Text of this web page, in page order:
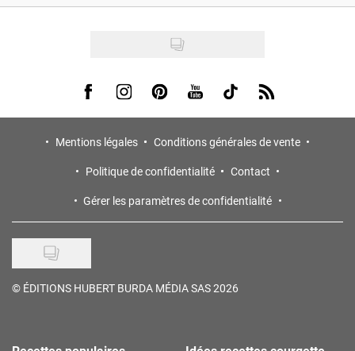
Visit us on Facebook
Visit us on Instagram
Visit us on Pinterest
Visit us on Youtube
Visit us on Tiktok
Visit us on Rss
Mentions légales
Conditions générales de vente
Politique de confidentialité
Contact
Gérer les paramètres de confidentialité
© ÉDITIONS HUBERT BURDA MÉDIA SAS 2026